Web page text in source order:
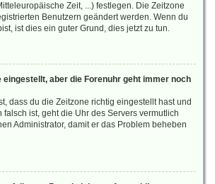
Zeit, ...) festlegen. Die Zeitzone
Benutzern geändert werden. Wenn du
ist dies ein guter Grund, dies jetzt zu tun.
eingestellt, aber die Forenuhr geht immer noch
dass du die Zeitzone richtig eingestellt hast und
falsch ist, geht die Uhr des Servers vermutlich
Administrator, damit er das Problem beheben